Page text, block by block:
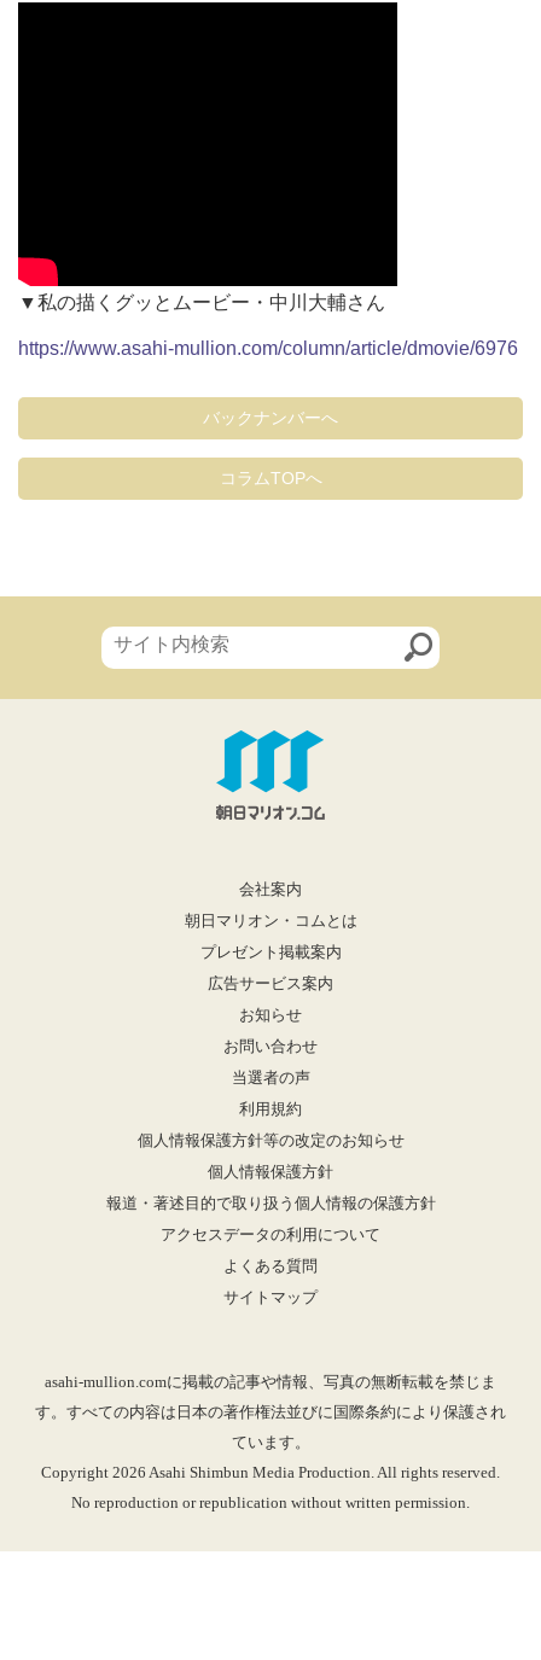
▼私の描くグッとムービー・中川大輔さん
https://www.asahi-mullion.com/column/article/dmovie/6976
バックナンバーへ
コラムTOPへ
会社案内
朝日マリオン・コムとは
プレゼント掲載案内
広告サービス案内
お知らせ
お問い合わせ
当選者の声
利用規約
個人情報保護方針等の改定のお知らせ
個人情報保護方針
報道・著述目的で取り扱う個人情報の保護方針
アクセスデータの利用について
よくある質問
サイトマップ
asahi-mullion.comに掲載の記事や情報、写真の無断転載を禁じま
す。すべての内容は日本の著作権法並びに国際条約により保護され
ています。
Copyright 2026 Asahi Shimbun Media Production. All rights reserved.
No reproduction or republication without written permission.